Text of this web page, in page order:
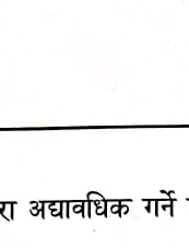
सूचना
जिम्मेवारी
।